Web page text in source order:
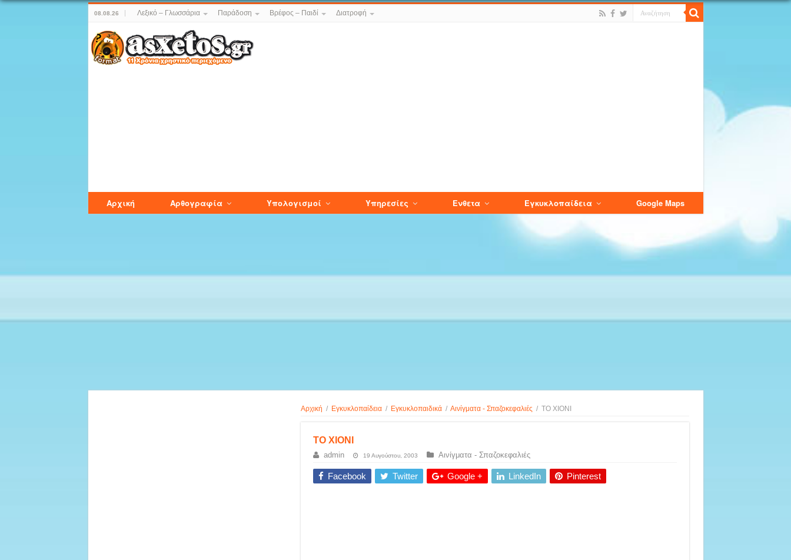
08.08.26 Λεξικό – Γλωσσάρια Παράδοση Βρέφος – Παιδί Διατροφή
Αρχική Αρθογραφία Υπολογισμοί Υπηρεσίες Ενθετα Εγκυκλοπαίδεια Google Maps
Αρχική / Εγκυκλοπαίδεια / Εγκυκλοπαιδικά / Αινίγματα - Σπαζοκεφαλιές / ΤΟ ΧΙΟΝΙ
ΤΟ ΧΙΟΝΙ
admin 19 Αυγούστου, 2003 Αινίγματα - Σπαζοκεφαλιές
Facebook Twitter Google + LinkedIn Pinterest